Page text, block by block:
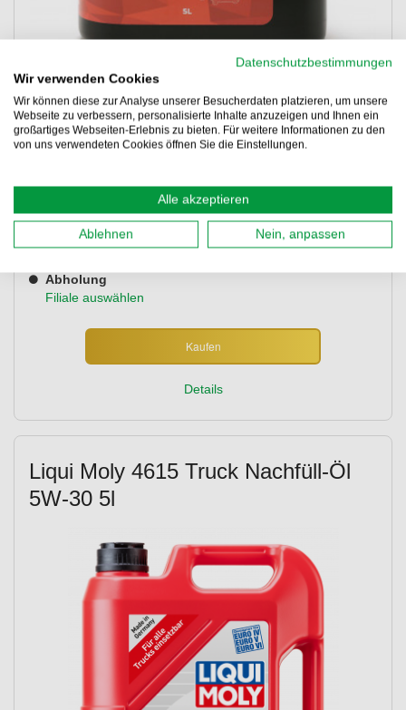
Verwendung:ACEA E4 | ACEA E7 | DAF EXTENDED DRAIN
| Deutz DQC IV-10 | MAN M 3277 | MTU Type 3 | Renault VI
RXD | Scania LDF-3 | Volvo VDS-3
Details lesen
44,96 €
entspr.8,99 €/ 1 L
Inkl. 20% MwSt.,KOSTENLOSER Versand ab 49,00 €
Abholung
Filiale auswählen
Kaufen
Details
Liqui Moly 4615 Truck Nachfüll-Öl
5W-30 5l
Datenschutzbestimmungen
Wir verwenden Cookies
Wir können diese zur Analyse unserer Besucherdaten platzieren, um unsere
Webseite zu verbessern, personalisierte Inhalte anzuzeigen und Ihnen ein
großartiges Webseiten-Erlebnis zu bieten. Für weitere Informationen zu den
von uns verwendeten Cookies öffnen Sie die Einstellungen.
Alle akzeptieren
Ablehnen Nein, anpassen